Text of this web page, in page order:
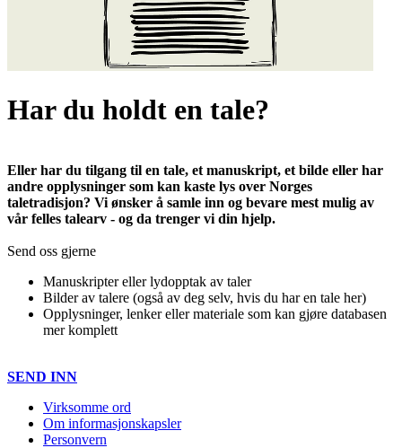
Har du holdt en tale?
Eller har du tilgang til en tale, et manuskript, et bilde eller har
andre opplysninger som kan kaste lys over Norges
taletradisjon? Vi ønsker å samle inn og bevare mest mulig av
vår felles talearv - og da trenger vi din hjelp.
Send oss gjerne
Manuskripter eller lydopptak av taler
Bilder av talere (også av deg selv, hvis du har en tale her)
Opplysninger, lenker eller materiale som kan gjøre databasen
mer komplett
SEND INN
Virksomme ord
Om informasjonskapsler
Personvern